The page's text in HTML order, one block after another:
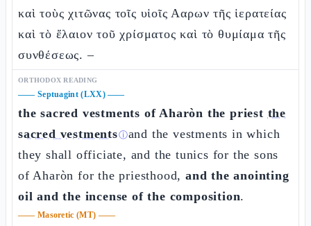
καὶ τοὺς χιτῶνας τοῖς υἱοῖς Ααρων τῆς ἱερατείας
καὶ τὸ ἔλαιον τοῦ χρίσματος καὶ τὸ θυμίαμα τῆς
συνθέσεως. –
ORTHODOX READING
—— Septuagint (LXX)——
the sacred vestments of Aharòn the priest the
sacred vestmentsⓘand the vestments in which
they shall officiate, and the tunics for the sons
of Aharòn for the priesthood,and the anointing
oil and the incense of the composition.
—— Masoretic (MT) ——